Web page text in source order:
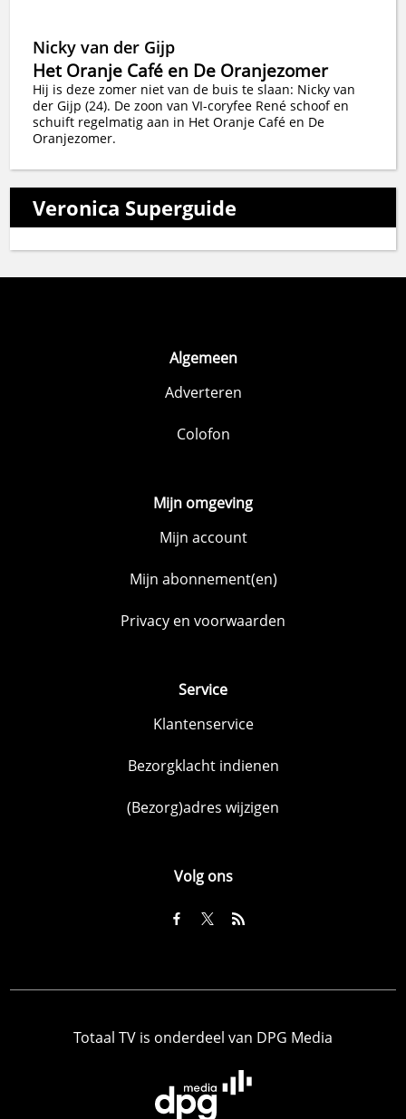
Nicky van der Gijp
Het Oranje Café en De Oranjezomer
Hij is deze zomer niet van de buis te slaan: Nicky van
der Gijp (24). De zoon van VI-coryfee René schoof en
schuift regelmatig aan in Het Oranje Café en De
Oranjezomer.
Veronica Superguide
Algemeen
Adverteren
Colofon
Mijn omgeving
Mijn account
Mijn abonnement(en)
Privacy en voorwaarden
Service
Klantenservice
Bezorgklacht indienen
(Bezorg)adres wijzigen
Volg ons
Totaal TV is onderdeel van DPG Media